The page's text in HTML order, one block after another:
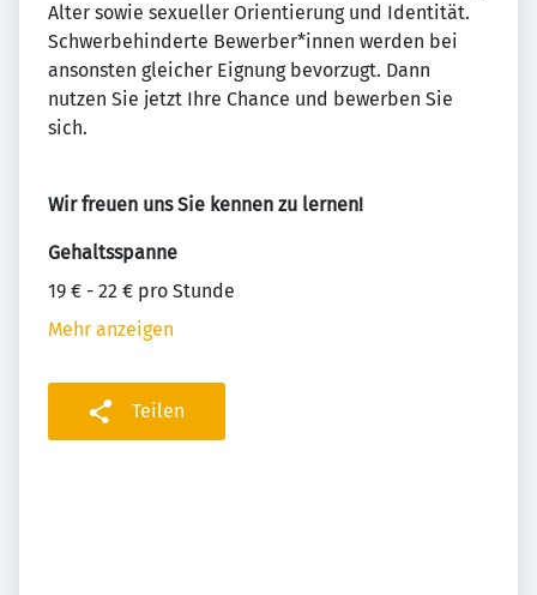
Alter sowie sexueller Orientierung und Identität.
Schwerbehinderte Bewerber*innen werden bei
ansonsten gleicher Eignung bevorzugt. Dann
nutzen Sie jetzt Ihre Chance und bewerben Sie
sich.
Wir freuen uns Sie kennen zu lernen!
Gehaltsspanne
19 € - 22 € pro Stunde
Mehr anzeigen
Teilen